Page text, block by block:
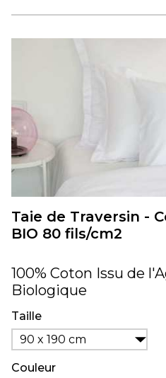
Taie de Traversin -
BIO 80 fils/cm2
100% Coton Issu de
Biologique
Taille
90 x 190 cm
Couleur